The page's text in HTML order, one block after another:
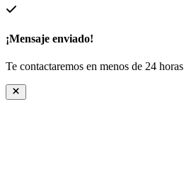
¡Mensaje enviado!
Te contactaremos en menos de 24 horas